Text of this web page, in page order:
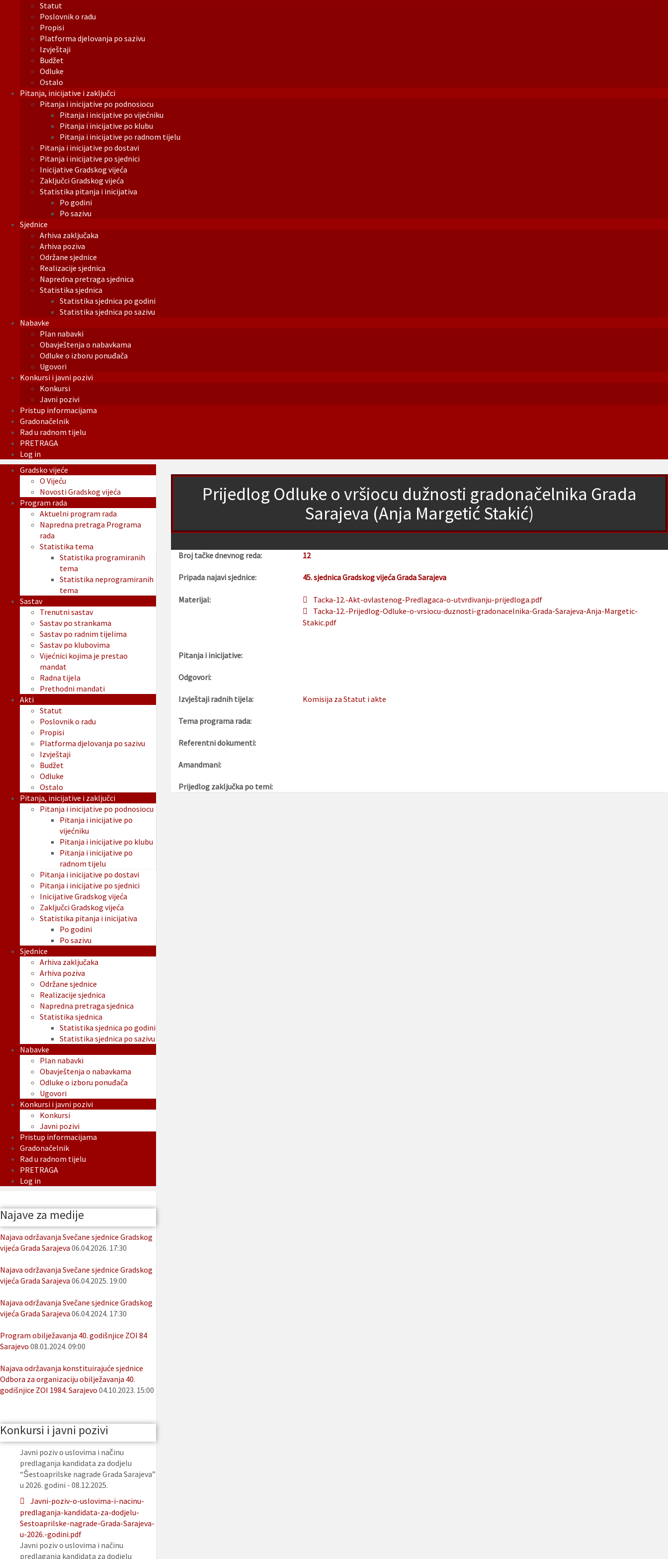
Statut
Poslovnik o radu
Propisi
Platforma djelovanja po sazivu
Izvještaji
Budžet
Odluke
Ostalo
Pitanja, inicijative i zaključci
Pitanja i inicijative po podnosiocu
Pitanja i inicijative po vijećniku
Pitanja i inicijative po klubu
Pitanja i inicijative po radnom tijelu
Pitanja i inicijative po dostavi
Pitanja i inicijative po sjednici
Inicijative Gradskog vijeća
Zaključci Gradskog vijeća
Statistika pitanja i inicijativa
Po godini
Po sazivu
Sjednice
Arhiva zaključaka
Arhiva poziva
Održane sjednice
Realizacije sjednica
Napredna pretraga sjednica
Statistika sjednica
Statistika sjednica po godini
Statistika sjednica po sazivu
Nabavke
Plan nabavki
Obavještenja o nabavkama
Odluke o izboru ponuđača
Ugovori
Konkursi i javni pozivi
Konkursi
Javni pozivi
Pristup informacijama
Gradonačelnik
Rad u radnom tijelu
PRETRAGA
Log in
Prijedlog Odluke o vršiocu dužnosti gradonačelnika Grada
Sarajeva (Anja Margetić Stakić)
Broj tačke dnevnog reda: 12
Pripada najavi sjednice: 45. sjednica Gradskog vijeća Grada Sarajeva
Materijal:
Tacka-12.-Akt-ovlastenog-Predlagaca-o-utvrdivanju-prijedloga.pdf
Tacka-12.-Prijedlog-Odluke-o-vrsiocu-duznosti-gradonacelnika-Grada-Sarajeva-Anja-Margetic-
Stakic.pdf
Pitanja i inicijative:
Odgovori:
Izvještaji radnih tijela: Komisija za Statut i akte
Tema programa rada:
Referentni dokumenti:
Amandmani:
Prijedlog zaključka po temi:
Gradsko vijeće
O Vijeću
Novosti Gradskog vijeća
Program rada
Aktuelni program rada
Napredna pretraga Programa
rada
Statistika tema
Statistika programiranih
tema
Statistika neprogramiranih
tema
Sastav
Trenutni sastav
Sastav po strankama
Sastav po radnim tijelima
Sastav po klubovima
Vijećnici kojima je prestao
mandat
Radna tijela
Prethodni mandati
Akti
Statut
Poslovnik o radu
Propisi
Platforma djelovanja po sazivu
Izvještaji
Budžet
Odluke
Ostalo
Pitanja, inicijative i zaključci
Pitanja i inicijative po podnosiocu
Pitanja i inicijative po
vijećniku
Pitanja i inicijative po klubu
Pitanja i inicijative po
radnom tijelu
Pitanja i inicijative po dostavi
Pitanja i inicijative po sjednici
Inicijative Gradskog vijeća
Zaključci Gradskog vijeća
Statistika pitanja i inicijativa
Po godini
Po sazivu
Sjednice
Arhiva zaključaka
Arhiva poziva
Održane sjednice
Realizacije sjednica
Napredna pretraga sjednica
Statistika sjednica
Statistika sjednica po godini
Statistika sjednica po sazivu
Nabavke
Plan nabavki
Obavještenja o nabavkama
Odluke o izboru ponuđača
Ugovori
Konkursi i javni pozivi
Konkursi
Javni pozivi
Pristup informacijama
Gradonačelnik
Rad u radnom tijelu
PRETRAGA
Log in
Najave za medije
Najava održavanja Svečane sjednice Gradskog
vijeća Grada Sarajeva 06.04.2026. 17:30
Najava održavanja Svečane sjednice Gradskog
vijeća Grada Sarajeva 06.04.2025. 19:00
Najava održavanja Svečane sjednice Gradskog
vijeća Grada Sarajeva 06.04.2024. 17:30
Program obilježavanja 40. godišnjice ZOI 84
Sarajevo 08.01.2024. 09:00
Najava održavanja konstituirajuće sjednice
Odbora za organizaciju obilježavanja 40.
godišnjice ZOI 1984. Sarajevo 04.10.2023. 15:00
Konkursi i javni pozivi
Javni poziv o uslovima i načinu
predlaganja kandidata za dodjelu
“Šestoaprilske nagrade Grada Sarajeva”
u 2026. godini - 08.12.2025.
Javni-poziv-o-uslovima-i-nacinu-
predlaganja-kandidata-za-dodjelu-
Sestoaprilske-nagrade-Grada-Sarajeva-
u-2026.-godini.pdf
Javni poziv o uslovima i načinu
predlaganja kandidata za dodjelu